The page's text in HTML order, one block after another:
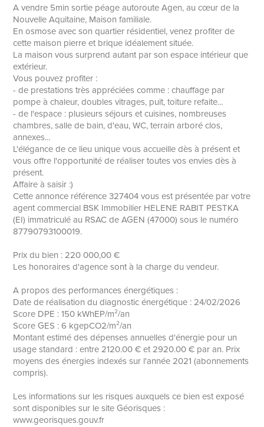
A vendre 5min sortie péage autoroute Agen, au cœur de la
Nouvelle Aquitaine, Maison familiale.
En osmose avec son quartier résidentiel, venez profiter de
cette maison pierre et brique idéalement située.
La maison vous surprend autant par son espace intérieur que
extérieur.
Vous pouvez profiter :
- de prestations très appréciées comme : chauffage par
pompe à chaleur, doubles vitrages, puit, toiture refaite...
- de l'espace : plusieurs séjours et cuisines, nombreuses
chambres, salle de bain, d'eau, WC, terrain arboré clos,
annexes...
L'élégance de ce lieu unique vous accueille dès à présent et
vous offre l'opportunité de réaliser toutes vos envies dès à
présent.
Affaire à saisir :)
Cette annonce référence 327404 vous est présentée par votre
agent commercial BSK Immobilier HELENE RABIT PESTKA
(EI) immatriculé au RSAC de AGEN (47000) sous le numéro
87790793100019.
Prix du bien : 220 000,00 €
Les honoraires d'agence sont à la charge du vendeur.
A propos des performances énergétiques :
Date de réalisation du diagnostic énergétique : 24/02/2026
Score DPE : 150 kWhEP/m²/an
Score GES : 6 kgepCO2/m²/an
Montant estimé des dépenses annuelles d'énergie pour un
usage standard : entre 2120.00 € et 2920.00 € par an. Prix
moyens des énergies indexés sur l'année 2021 (abonnements
compris).
Les informations sur les risques auxquels ce bien est exposé
sont disponibles sur le site Géorisques :
www.georisques.gouv.fr